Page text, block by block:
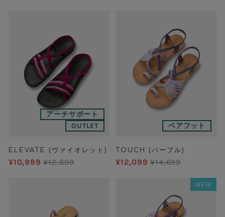
アーチサポート
OUTLET
ELEVATE (ヴァイオレット)
¥10,999¥12,899
ベアフット
TOUCH (パープル)
¥12,099¥14,699
NEW